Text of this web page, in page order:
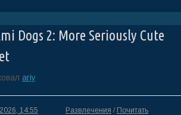
Dogs 2: More Seriously Cute
ariy
14:55 Развлечения / Почитать